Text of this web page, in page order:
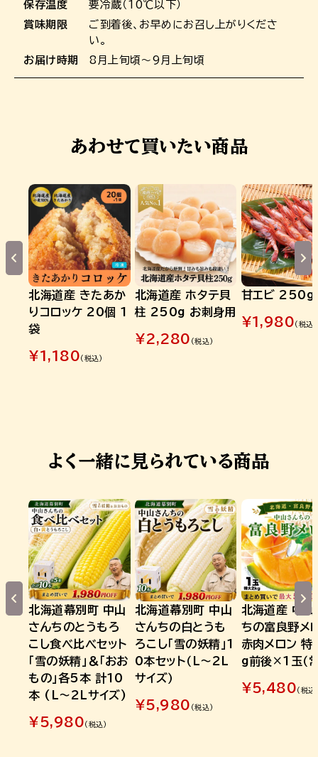
保存温度
要冷蔵（10℃以下）
賞味期限
ご到着後、お早めにお召し上がりくださ
い。
お届け時期
8月上旬頃～9月上旬頃
あわせて買いたい商品
北海道産 きたあか
りコロッケ 20個 1
袋
¥1,180 (税込)
北海道産 ホタテ貝
柱 250g お刺身用
¥2,280 (税込)
甘エビ 250g
¥1,980 (税込)
よく一緒に見られている商品
北海道幕別町 中山
さんちのとうもろ
こし食べ比べセット
「雪の妖精」＆「おお
もの」各5本 計10
本 (L～2Lサイズ)
¥ 5,980 (税込)
北海道幕別町 中山
さんちの白とうも
ろこし「雪の妖精」1
0本セット（L～2L
サイズ）
¥5,980 (税込)
北海道産 中山
ちの富良野メ
赤肉メロン
g前後×1玉（常
¥5,480 (税込